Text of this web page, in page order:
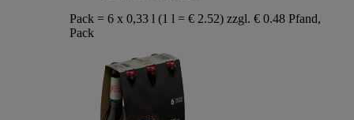
Pack = 6 x 0,33 l (1 l = € 2.52) zzgl. € 0.48 Pfand,
Pack